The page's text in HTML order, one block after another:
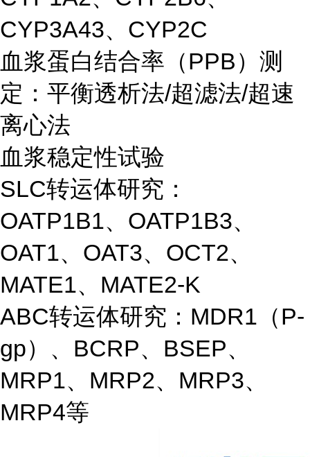
CYP3A43、CYP2C
血浆蛋白结合率（PPB）测
定：平衡透析法/超滤法/超速
离心法
血浆稳定性试验
SLC转运体研究：
OATP1B1、OATP1B3、
OAT1、OAT3、OCT2、
MATE1、MATE2-K
ABC转运体研究：MDR1（P-
gp）、BCRP、BSEP、
MRP1、MRP2、MRP3、
MRP4等